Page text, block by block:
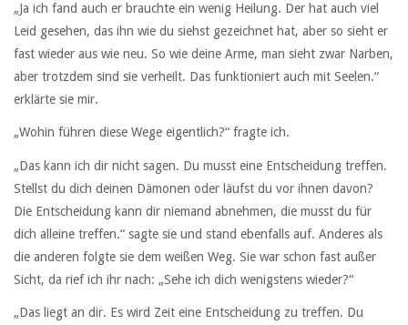
„Ja ich fand auch er brauchte ein wenig Heilung. Der hat auch viel
Leid gesehen, das ihn wie du siehst gezeichnet hat, aber so sieht er
fast wieder aus wie neu. So wie deine Arme, man sieht zwar Narben,
aber trotzdem sind sie verheilt. Das funktioniert auch mit Seelen.“
erklärte sie mir.
„Wohin führen diese Wege eigentlich?“ fragte ich.
„Das kann ich dir nicht sagen. Du musst eine Entscheidung treffen.
Stellst du dich deinen Dämonen oder läufst du vor ihnen davon?
Die Entscheidung kann dir niemand abnehmen, die musst du für
dich alleine treffen.“ sagte sie und stand ebenfalls auf. Anderes als
die anderen folgte sie dem weißen Weg. Sie war schon fast außer
Sicht, da rief ich ihr nach: „Sehe ich dich wenigstens wieder?“
„Das liegt an dir. Es wird Zeit eine Entscheidung zu treffen. Du